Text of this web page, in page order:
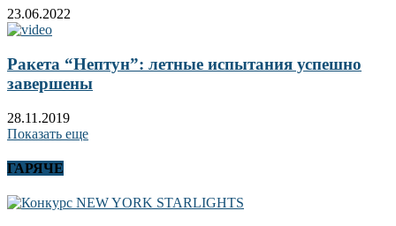
23.06.2022
Ракета “Нептун”: летные испытания успешно
завершены
28.11.2019
Показать еще
ГАРЯЧЕ